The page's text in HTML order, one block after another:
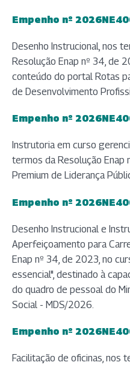
Empenho nº
(abre em nova aba)
Desenho Instrucional, nos
Resolução Enap nº 34, de
conteúdo do portal Rotas
de Desenvolvimento
Empenho nº
(abre em nova aba)
Instrutoria em curso
termos da Resolução Enap
Premium de Liderança
Empenho nº
(abre em nova aba)
Desenho Instrucional e
Aperfeiçoamento para
Enap nº 34, de 2023, no
essencial", destinado à
do quadro de pessoal do
Social - MDS/2026.
Empenho nº
(abre em nova aba)
Facilitação de oficinas, nos